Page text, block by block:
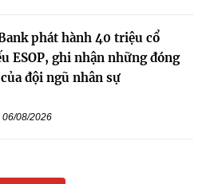
phát hành 40 triệu cổ
ESOP, ghi nhận những đóng
đội ngũ nhân sự
06/08/2026